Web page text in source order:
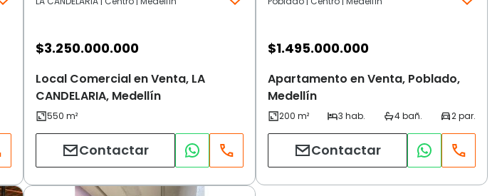
$3.250.000.000
Local Comercial en Venta, LA
CANDELARIA, Medellín
Contactar
$1.495.000.000
Apartamento en Venta, Poblado,
Medellín
Contactar